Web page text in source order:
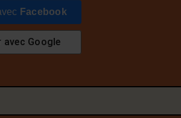
Facebook
avec Google